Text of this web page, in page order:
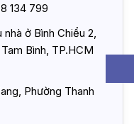
134 799
ở Bình Chiểu 2,
Bình, TP.HCM
Phường Thanh